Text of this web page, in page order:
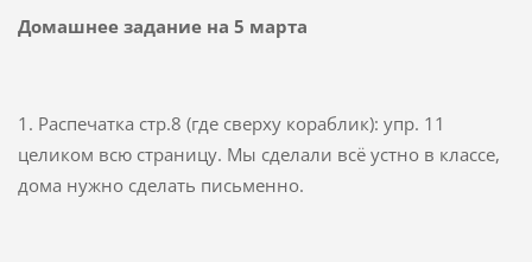
Домашнее задание на 5 марта
1. Распечатка стр.8 (где сверху кораблик): упр. 11
целиком всю страницу. Мы сделали всё устно в классе,
дома нужно сделать письменно.